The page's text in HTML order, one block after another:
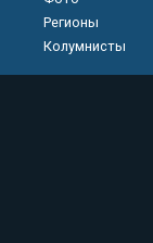
Регионы
Колумнисты